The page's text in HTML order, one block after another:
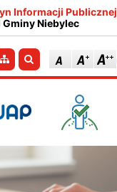
Informacji Publicznej
Gminy Niebylec
głównej
redakcji
do mapy strony
Przejdź do mapy strony
Szukaj